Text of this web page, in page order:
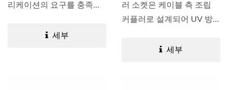
리케이션의 요구를 충족합
세부
러 소켓은 케이블 측 조립
커플러로 설계되어 UV 방
세부